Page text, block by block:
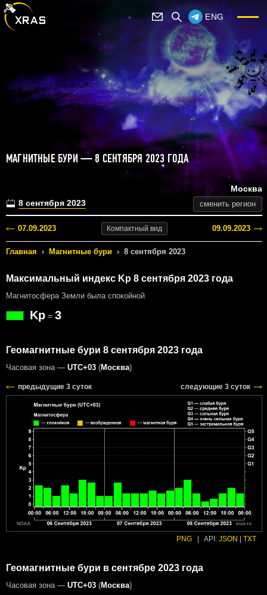
ENG
МАГНИТНЫЕ БУРИ — 8 СЕНТЯБРЯ 2023 ГОДА
8 сентября 2023
Москва
сменить регион
07.09.2023 Компактный вид 09.09.2023
Главная › Магнитные бури › 8 сентября 2023
Максимальный индекс Kp 8 сентября 2023 года
Магнитосфера Земли была спокойной
Kp = 3
Геомагнитные бури 8 сентября 2023 года
Часовая зона — UTC+03 (Москва)
предыдущие 3 суток следующие 3 суток
PNG API: JSON TXT
Геомагнитные бури в сентябре 2023 года
Часовая зона — UTC+03 (Москва)